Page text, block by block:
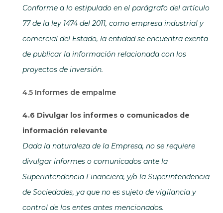
Conforme a lo estipulado en el parágrafo del artículo
77 de la ley 1474 del 2011, como empresa industrial y
comercial del Estado, la entidad se encuentra exenta
de publicar la información relacionada con los
proyectos de inversión.
4.5 Informes de empalme
4.6 Divulgar los informes o comunicados de
información relevante
Dada la naturaleza de la Empresa, no se requiere
divulgar informes o comunicados ante la
Superintendencia Financiera, y/o la Superintendencia
de Sociedades, ya que no es sujeto de vigilancia y
control de los entes antes mencionados.